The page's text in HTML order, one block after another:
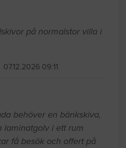
på normalstor villa i
07.12.2026 09:11
behöver en bänkskiva,
laminatgolv i ett rum
få besök och offert på